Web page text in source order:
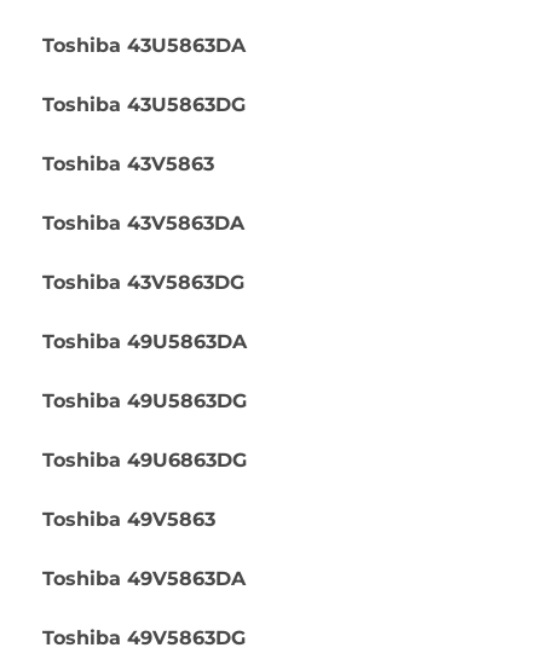
Toshiba 43U5863DA
Toshiba 43U5863DG
Toshiba 43V5863
Toshiba 43V5863DA
Toshiba 43V5863DG
Toshiba 49U5863DA
Toshiba 49U5863DG
Toshiba 49U6863DG
Toshiba 49V5863
Toshiba 49V5863DA
Toshiba 49V5863DG